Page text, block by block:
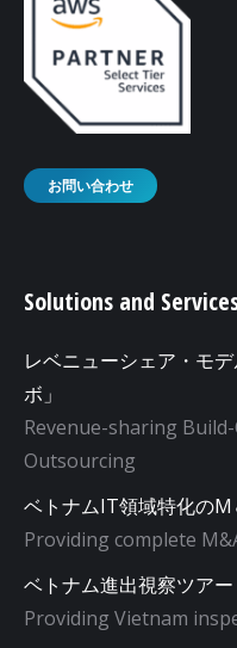
お問い合わせ
Solutions and
レベニューシェア・モ
ボ」
Revenue-sharing
Outsourcing
ベトナムIT領域特化の
Providing complete
ベトナム進出視察ツアー
Providing Vietnam